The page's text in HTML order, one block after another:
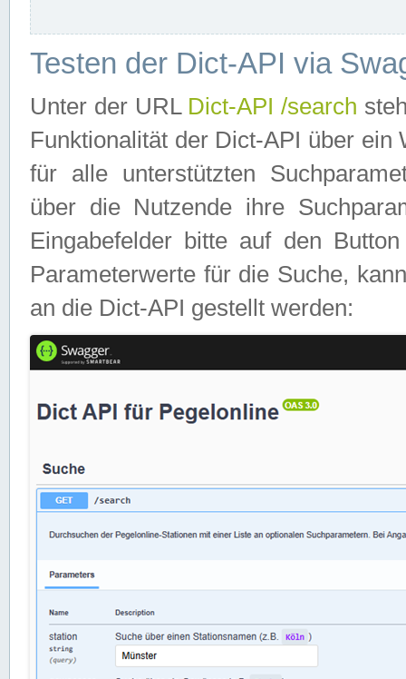
Testen der Dict-API via
Unter der URL Dict-API /search
Funktionalität der Dict-API über
für alle unterstützten
über die Nutzende ihre
Eingabefelder bitte auf den
Parameterwerte für die Suche,
an die Dict-API gestellt werden: